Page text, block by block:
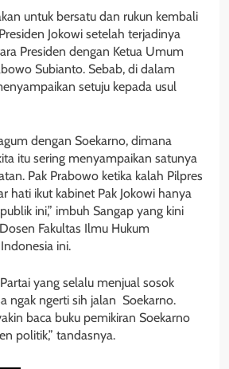
untuk bersatu dan rukun kembali
Jokowi setelah terjadinya
Presiden dengan Ketua Umum
Subianto. Sebab, di dalam
setuju kepada usul
dengan Soekarno, dimana
itu sering menyampaikan satunya
Pak Prabowo ketika kalah Pilpres
hati ikut kabinet Pak Jokowi hanya
ini,” imbuh Sangap yang kini
Fakultas Ilmu Hukum
ini.
yang selalu menjual sosok
ngak ngerti sih jalan Soekarno.
baca buku pemikiran Soekarno
politik,” tandasnya.